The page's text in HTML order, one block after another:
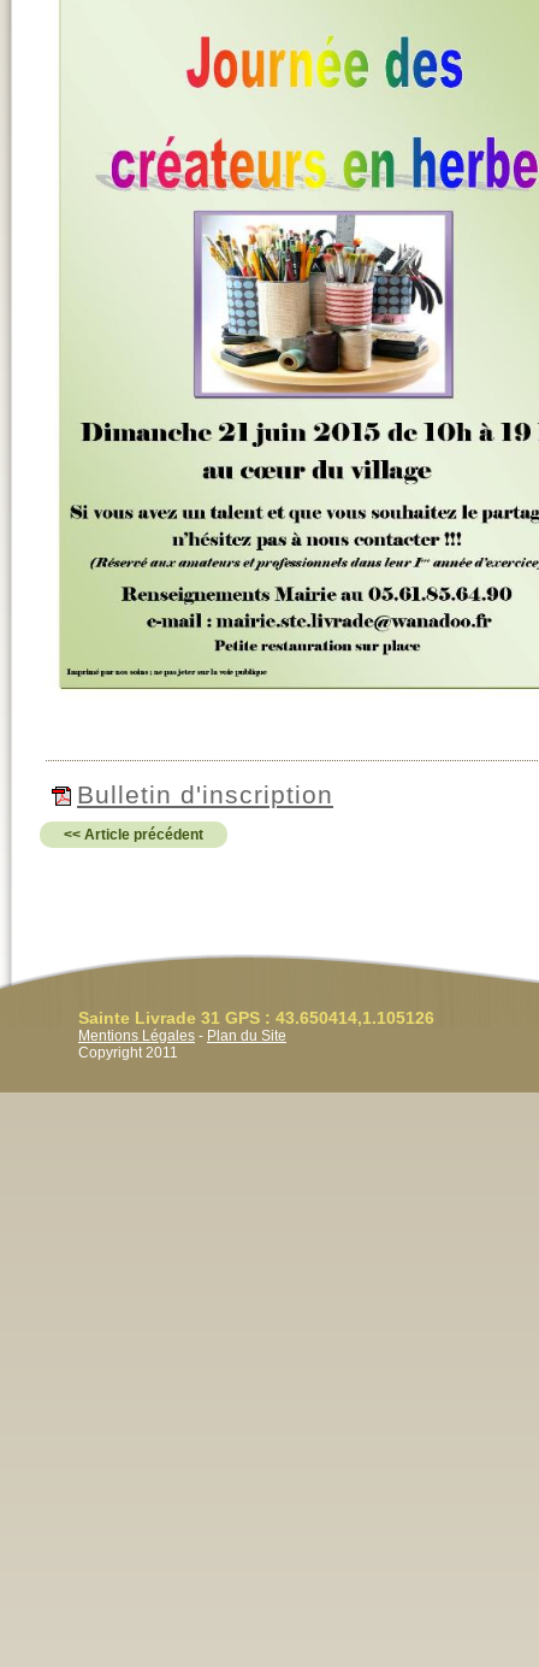
Bulletin d'inscription
<< Article précédent
Sainte Livrade 31 GPS : 43.650414,1.105126
Mentions Légales - Plan du Site
Copyright 2011